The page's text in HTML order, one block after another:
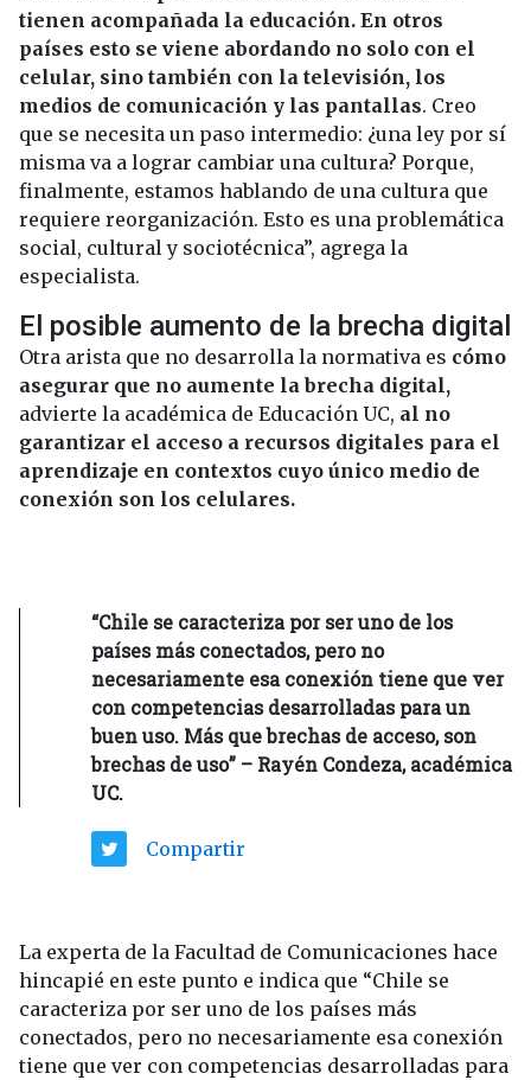
tienen acompañada la educación. En otros
países esto se viene abordando no solo con el
celular, sino también con la televisión, los
medios de comunicación y las pantallas. Creo
que se necesita un paso intermedio: ¿una ley por sí
misma va a lograr cambiar una cultura? Porque,
finalmente, estamos hablando de una cultura que
requiere reorganización. Esto es una problemática
social, cultural y sociotécnica”, agrega la
especialista.
El posible aumento de la brecha digital
Otra arista que no desarrolla la normativa es cómo
asegurar que no aumente la brecha digital,
advierte la académica de Educación UC, al no
garantizar el acceso a recursos digitales para el
aprendizaje en contextos cuyo único medio de
conexión son los celulares.
“Chile se caracteriza por ser uno de los
países más conectados, pero no
necesariamente esa conexión tiene que ver
con competencias desarrolladas para un
buen uso. Más que brechas de acceso, son
brechas de uso” – Rayén Condeza, académica
UC.
Compartir
La experta de la Facultad de Comunicaciones hace
hincapié en este punto e indica que “Chile se
caracteriza por ser uno de los países más
conectados, pero no necesariamente esa conexión
tiene que ver con competencias desarrolladas para